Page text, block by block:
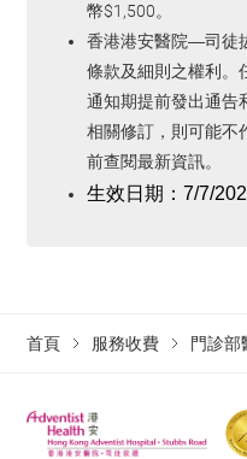
幣$1,500。
香港港安醫院—司徒
條款及細則之權利。
通知期提前發出通告
相關修訂，則可能不
前查閱最新資訊。
生效日期：7/7/
首頁 服務收費 門診部